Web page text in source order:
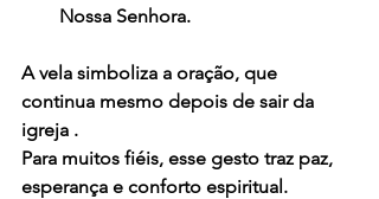
Nossa Senhora.
A vela simboliza a oração, que
continua mesmo depois de sair da
igreja .
Para muitos fiéis, esse gesto traz paz,
esperança e conforto espiritual.